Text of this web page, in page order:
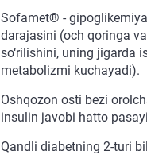
Sofamet® -
darajasini (och qoringa
so‘rilishini, uning jigarda
metabolizmi kuchayadi).
Oshqozon osti bezi
insulin javobi hatto
Qandli diabetning 2-turi